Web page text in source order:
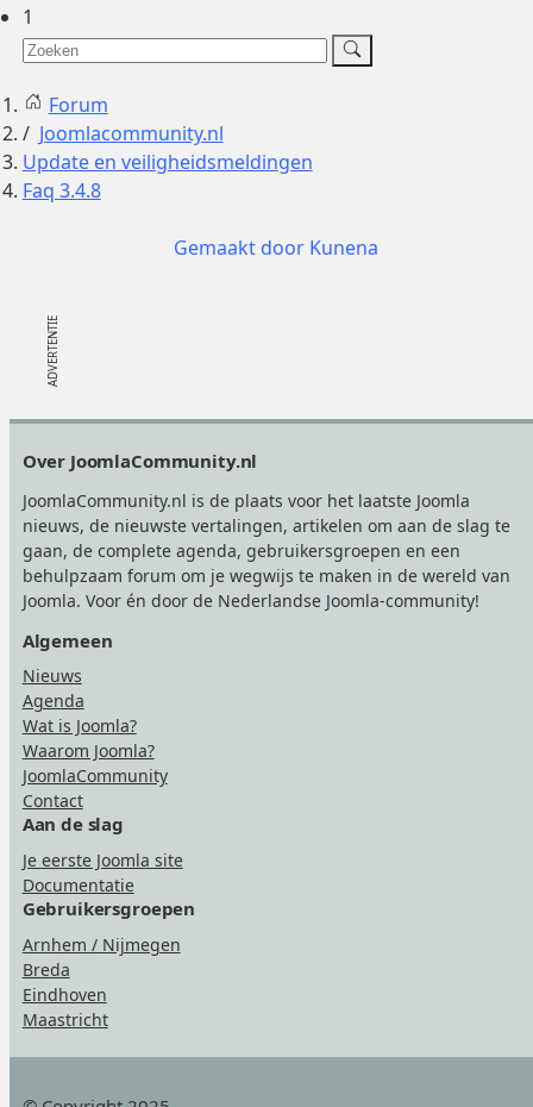
1
Forum
Joomlacommunity.nl
Update en veiligheidsmeldingen
Faq 3.4.8
Gemaakt door Kunena
Over JoomlaCommunity.nl
JoomlaCommunity.nl is de plaats voor het laatste Joomla
nieuws, de nieuwste vertalingen, artikelen om aan de slag te
gaan, de complete agenda, gebruikersgroepen en een
behulpzaam forum om je wegwijs te maken in de wereld van
Joomla. Voor én door de Nederlandse Joomla-community!
Algemeen
Nieuws
Agenda
Wat is Joomla?
Waarom Joomla?
JoomlaCommunity
Contact
Aan de slag
Je eerste Joomla site
Documentatie
Gebruikersgroepen
Arnhem / Nijmegen
Breda
Eindhoven
Maastricht